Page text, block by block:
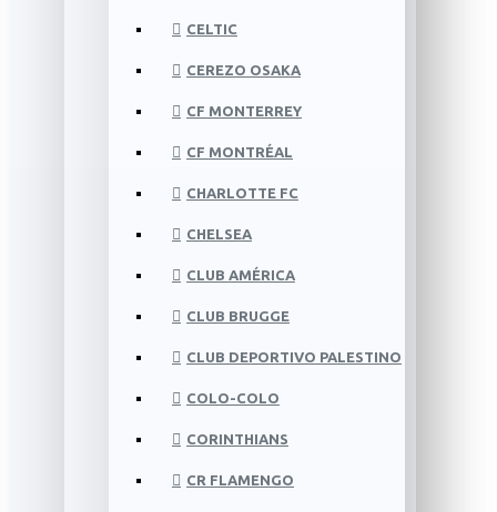
CELTIC
CEREZO OSAKA
CF MONTERREY
CF MONTRÉAL
CHARLOTTE FC
CHELSEA
CLUB AMÉRICA
CLUB BRUGGE
CLUB DEPORTIVO PALESTINO
COLO-COLO
CORINTHIANS
CR FLAMENGO